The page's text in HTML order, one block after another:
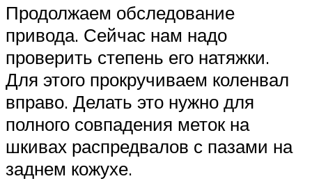
Продолжаем обследование
привода. Сейчас нам надо
проверить степень его натяжки.
Для этого прокручиваем коленвал
вправо. Делать это нужно для
полного совпадения меток на
шкивах распредвалов с пазами на
заднем кожухе.